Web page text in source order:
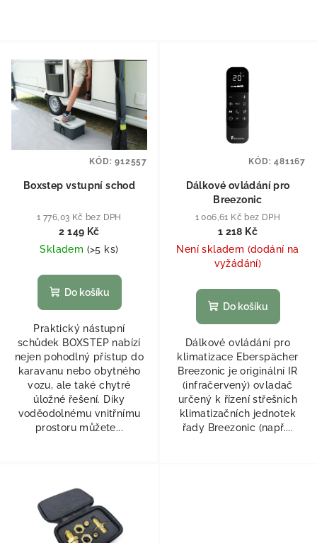
Boxstep vstupní schod
1 776,03 Kč bez DPH
2 149 Kč
Skladem (>5 ks)
Do košíku
Praktický nástupní
schůdek BOXSTEP nabízí
nejen pohodlný přístup do
karavanu nebo obytného
vozu, ale také chytré
úložné řešení. Díky
voděodolnému vnitřnímu
prostoru můžete...
KÓD:912557
Dálkové ovládání pro
Breezonic
1 006,61 Kč bez DPH
1 218 Kč
Není skladem (dodání na
vyžádání)
Do košíku
Dálkové ovládání pro
klimatizace Eberspächer
Breezonic je originální IR
(infračervený) ovladač
určený k řízení střešních
klimatizačních jednotek
řady Breezonic (např....
KÓD:481167